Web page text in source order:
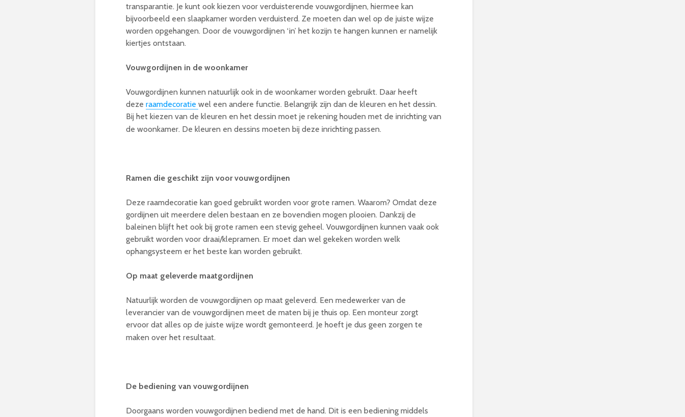
transparantie. Je kunt ook kiezen voor verduisterende vouwgordijnen, hiermee kan
bijvoorbeeld een slaapkamer worden verduisterd. Ze moeten dan wel op de juiste wijze
worden opgehangen. Door de vouwgordijnen ‘in’ het kozijn te hangen kunnen er namelijk
kiertjes ontstaan.
Vouwgordijnen in de woonkamer
Vouwgordijnen kunnen natuurlijk ook in de woonkamer worden gebruikt. Daar heeft
deze raamdecoratie wel een andere functie. Belangrijk zijn dan de kleuren en het dessin.
Bij het kiezen van de kleuren en het dessin moet je rekening houden met de inrichting van
de woonkamer. De kleuren en dessins moeten bij deze inrichting passen.
Ramen die geschikt zijn voor vouwgordijnen
Deze raamdecoratie kan goed gebruikt worden voor grote ramen. Waarom? Omdat deze
gordijnen uit meerdere delen bestaan en ze bovendien mogen plooien. Dankzij de
baleinen blijft het ook bij grote ramen een stevig geheel. Vouwgordijnen kunnen vaak ook
gebruikt worden voor draai/klepramen. Er moet dan wel gekeken worden welk
ophangsysteem er het beste kan worden gebruikt.
Op maat geleverde maatgordijnen
Natuurlijk worden de vouwgordijnen op maat geleverd. Een medewerker van de
leverancier van de vouwgordijnen meet de maten bij je thuis op. Een monteur zorgt
ervoor dat alles op de juiste wijze wordt gemonteerd. Je hoeft je dus geen zorgen te
maken over het resultaat.
De bediening van vouwgordijnen
Doorgaans worden vouwgordijnen bediend met de hand. Dit is een bediening middels